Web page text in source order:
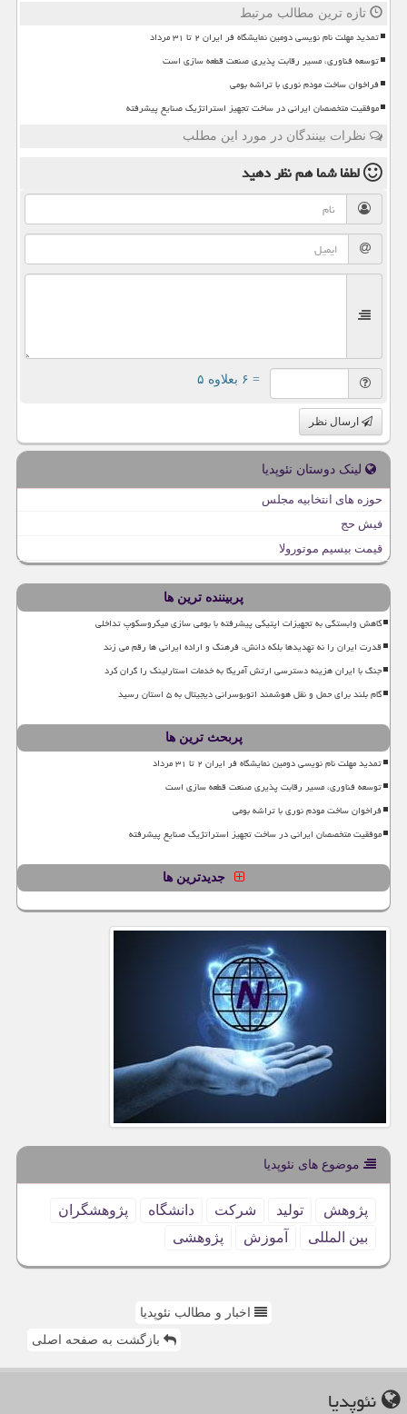
تازه ترین مطالب مرتبط
تمدید مهلت نام نویسی دومین نمایشگاه فر ایران ۲ تا ۳۱ مرداد
توسعه فناوری، مسیر رقابت پذیری صنعت قطعه سازی است
فراخوان ساخت مودم نوری با تراشه بومی
موفقیت متخصصان ایرانی در ساخت تجهیز استراتژیک صنایع پیشرفته
نظرات بینندگان در مورد این مطلب
لطفا شما همنظر دهید
= ۶ بعلاوه ۵
ارسال نظر
لینک دوستان نئوپدیا
حوزه های انتخابیه مجلس
فیش حج
قیمت بیسیم موتورولا
پربیننده ترین ها
کاهش وابستگی به تجهیزات اپتیکی پیشرفته با بومی سازی میکروسکوپ تداخلی
قدرت ایران را نه تهدیدها بلکه دانش، فرهنگ و اراده ایرانی ها رقم می زند
جنگ با ایران هزینه دسترسی ارتش آمریکا به خدمات استارلینک را گران کرد
گام بلند برای حمل و نقل هوشمند اتوبوسرانی دیجیتال به ۵ استان رسید
پربحث ترین ها
تمدید مهلت نام نویسی دومین نمایشگاه فر ایران ۲ تا ۳۱ مرداد
توسعه فناوری، مسیر رقابت پذیری صنعت قطعه سازی است
فراخوان ساخت مودم نوری با تراشه بومی
موفقیت متخصصان ایرانی در ساخت تجهیز استراتژیک صنایع پیشرفته
جدیدترین ها
موضوع های نئوپدیا
پژوهش تولید شركت دانشگاه
پژوهشگران
بین المللی
آموزش پژوهشی
اخبار و مطالب نئوپدیا
بازگشت به صفحه اصلی
نئوپدیا